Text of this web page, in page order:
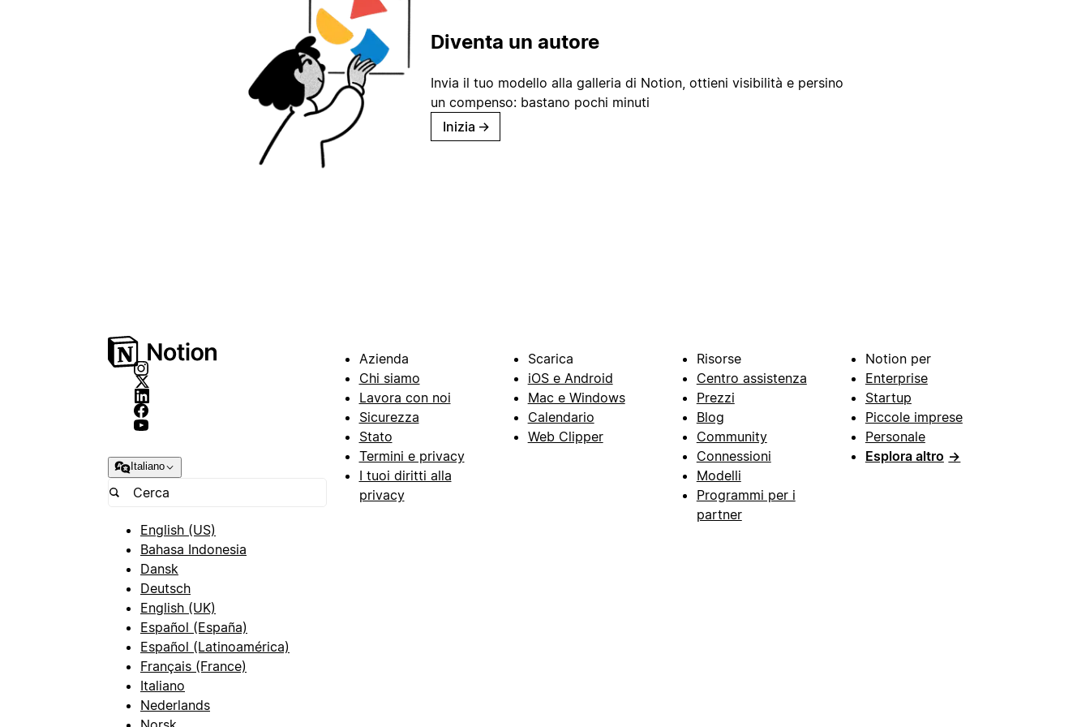
Diventa un autore
Invia il tuo modello alla galleria di Notion, ottieni visibilità e persino
un compenso: bastano pochi minuti
Inizia →
Italiano
English (US)
Bahasa Indonesia
Dansk
Deutsch
English (UK)
Español (España)
Español (Latinoamérica)
Français (France)
Italiano
Nederlands
Azienda
Chi siamo
Lavora con noi
Sicurezza
Stato
Termini e privacy
I tuoi diritti alla
privacy
Scarica
iOS e Android
Mac e Windows
Calendario
Web Clipper
Risorse
Centro assistenza
Prezzi
Blog
Community
Connessioni
Modelli
Programmi per i
partner
Notion per
Enterprise
Startup
Piccole imprese
Personale
Esplora altro →